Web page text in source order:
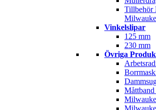
Tillbehör
Vinkelslipar
125 mm
230 mm
Övriga